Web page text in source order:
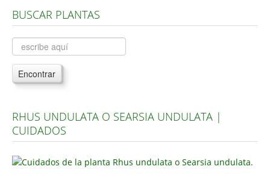
Árboles, Cicas y Palmeras de la G a la Z
Plantas Anuales y Perennes
Plantas Bulbosas y Acuáticas
Plantas de Interior
Plantas Aromáticas y de Huerto
Plantas Carnívoras y Orquídeas
Consejos
BUSCAR PLANTAS
Encontrar
RHUS UNDULATA O SEARSIA UNDULATA |
CUIDADOS